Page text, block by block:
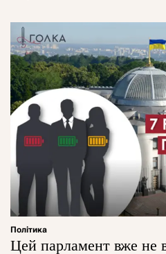
Політика
Цей парламент вже не